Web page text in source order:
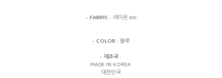
- FABRIC : 레이온 100
- COLOR : 블루
- 제조국:
MADE IN KOREA
대한민국